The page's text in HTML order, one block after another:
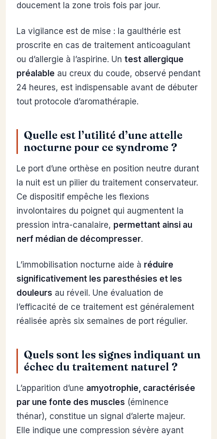
doucement la zone trois fois par jour.
La vigilance est de mise : la gaulthérie est
proscrite en cas de traitement anticoagulant
ou d’allergie à l’aspirine. Un test allergique
préalable au creux du coude, observé pendant
24 heures, est indispensable avant de débuter
tout protocole d’aromathérapie.
Quelle est l’utilité d’une attelle
nocturne pour ce syndrome ?
Le port d’une orthèse en position neutre durant
la nuit est un pilier du traitement conservateur.
Ce dispositif empêche les flexions
involontaires du poignet qui augmentent la
pression intra-canalaire, permettant ainsi au
nerf médian de décompresser.
L’immobilisation nocturne aide à réduire
significativement les paresthésies et les
douleurs au réveil. Une évaluation de
l’efficacité de ce traitement est généralement
réalisée après six semaines de port régulier.
Quels sont les signes indiquant un
échec du traitement naturel ?
L’apparition d’une amyotrophie, caractérisée
par une fonte des muscles (éminence
thénar), constitue un signal d’alerte majeur.
Elle indique une compression sévère ayant